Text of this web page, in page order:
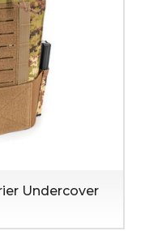
Undercover